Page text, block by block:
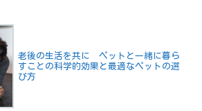
老後の生活を共に ペットと一緒に暮ら
すことの科学的効果と最適なペットの選
び方